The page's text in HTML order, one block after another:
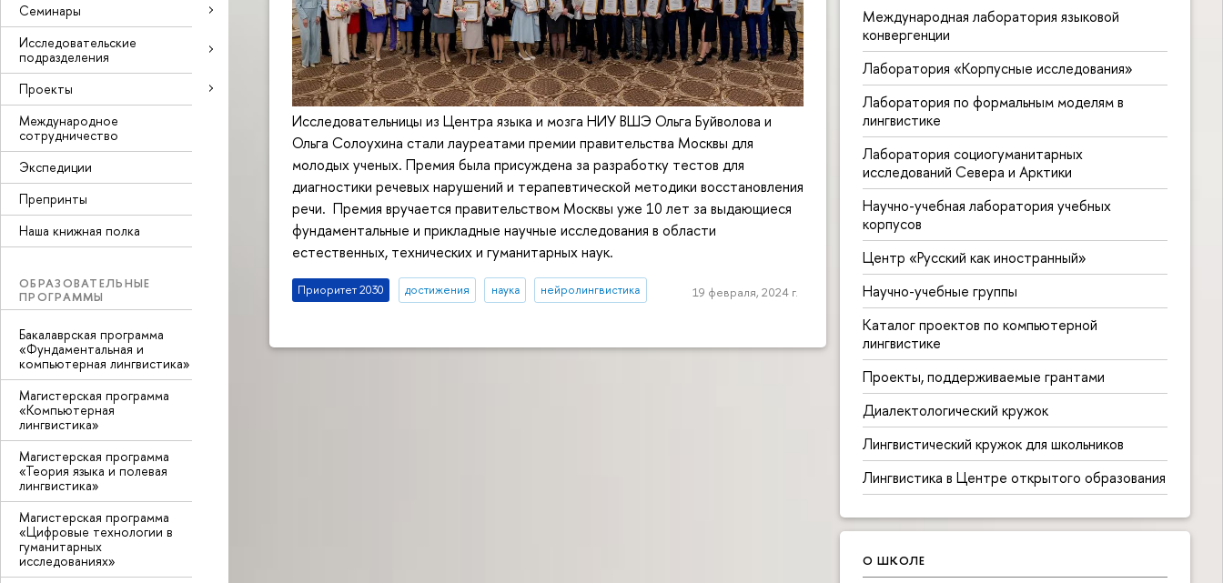
Семинары
Исследовательские
подразделения
Проекты
Международное
сотрудничество
Экспедиции
Препринты
Наша книжная полка
ОБРАЗОВАТЕЛЬНЫЕ
ПРОГРАММЫ
Бакалаврская программа
«Фундаментальная и
компьютерная лингвистика»
Магистерская программа
«Компьютерная
лингвистика»
Магистерская программа
«Теория языка и полевая
лингвистика»
Магистерская программа
«Цифровые технологии в
гуманитарных
исследованиях»
Международная лаборатория языковой
конвергенции
Лаборатория «Корпусные исследования»
Лаборатория по формальным моделям в
лингвистике
Лаборатория социогуманитарных
исследований Севера и Арктики
Научно-учебная лаборатория учебных
корпусов
Центр «Русский как иностранный»
Научно-учебные группы
Каталог проектов по компьютерной
лингвистике
Проекты, поддерживаемые грантами
Диалектологический кружок
Лингвистический кружок для школьников
Лингвистика в Центре открытого образования
О ШКОЛЕ
Исследовательницы из Центра языка и мозга НИУ ВШЭ Ольга Буйволова и
Ольга Солоухина стали лауреатами премии правительства Москвы для
молодых ученых. Премия была присуждена за разработку тестов для
диагностики речевых нарушений и терапевтической методики восстановления
речи. Премия вручается правительством Москвы уже 10 лет за выдающиеся
фундаментальные и прикладные научные исследования в области
естественных, технических и гуманитарных наук.
Приоритет 2030 достижения наука нейролингвистика 19 февраля, 2024 г.